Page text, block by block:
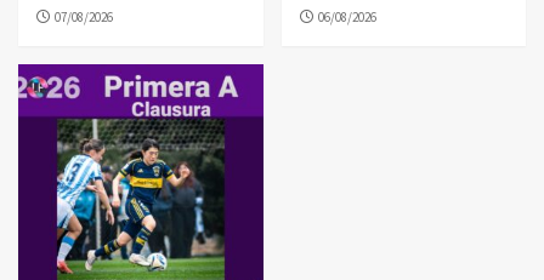
07/08/2026 06/08/2026